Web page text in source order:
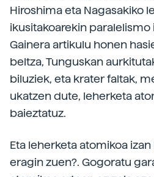
Hiroshima eta Nagasakiko
ikusitakoarekin paralelismo
Gainera artikulu honen
beltza, Tunguskan
biluziek, eta krater faltak,
ukatzen dute, leherketa
baieztatuz.
Eta leherketa atomikoa
eragin zuen?. Gogoratu